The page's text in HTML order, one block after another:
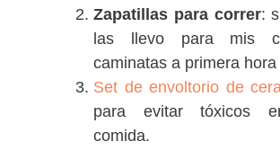
Zapatillas para correr:
las llevo para mis
caminatas a primera
Set de envoltorio de
para evitar tóxicos
comida.